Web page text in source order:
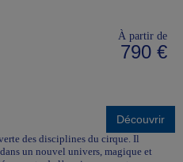
À partir de
790 €
Découvrir
des disciplines du cirque. Il
un nouvel univers, magique et